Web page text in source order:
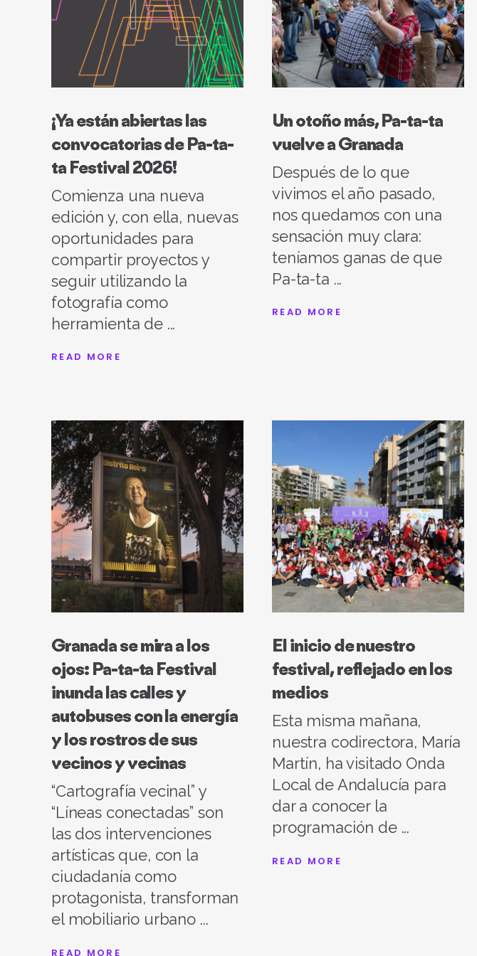
¡Ya están abiertas las
convocatorias de Pa-ta-
ta Festival 2026!
Comienza una nueva
edición y, con ella, nuevas
oportunidades para
compartir proyectos y
seguir utilizando la
fotografía como
herramienta de
READ MORE
Un otoño más, Pa-ta-ta
vuelve a Granada
Después de lo que
vivimos el año pasado,
nos quedamos con una
sensación muy clara:
teníamos ganas de que
Pa-ta-ta
READ MORE
Granada se mira a los
ojos: Pa-ta-ta Festival
inunda las calles y
autobuses con la energía
y los rostros de sus
vecinos y vecinas
“Cartografía vecinal” y
“Líneas conectadas” son
las dos intervenciones
artísticas que, con la
ciudadanía como
protagonista, transforman
el mobiliario urbano
READ MORE
El inicio de nuestro
festival, reflejado en los
medios
Esta misma mañana,
nuestra codirectora, María
Martín, ha visitado Onda
Local de Andalucía para
dar a conocer la
programación de
READ MORE